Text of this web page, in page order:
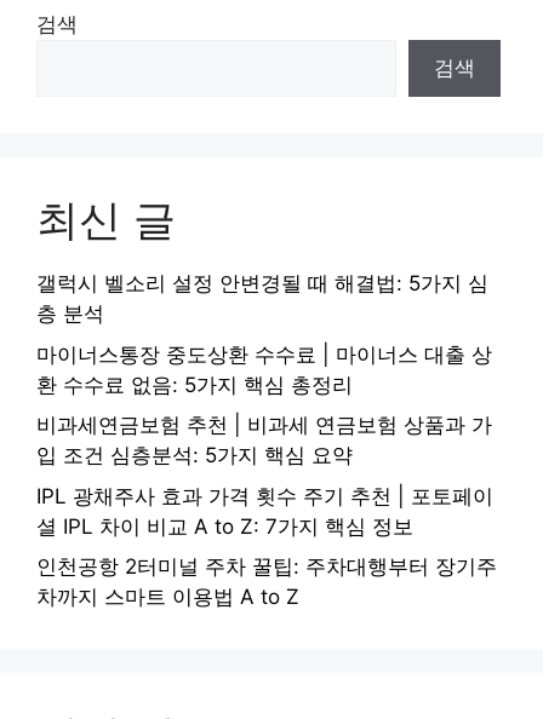
검색
검색
최신 글
갤럭시 벨소리 설정 안변경될 때 해결법: 5가지 심
층 분석
마이너스통장 중도상환 수수료 | 마이너스 대출 상
환 수수료 없음: 5가지 핵심 총정리
비과세연금보험 추천 | 비과세 연금보험 상품과 가
입 조건 심층분석: 5가지 핵심 요약
IPL 광채주사 효과 가격 횟수 주기 추천 | 포토페이
셜 IPL 차이 비교 A to Z: 7가지 핵심 정보
인천공항 2터미널 주차 꿀팁: 주차대행부터 장기주
차까지 스마트 이용법 A to Z